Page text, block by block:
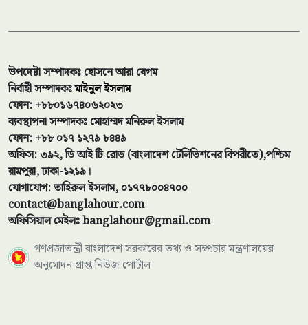
উপদেষ্টা সম্পাদকঃ হোসনে আরা বেগম
নির্বাহী সম্পাদকঃমাইনুল ইসলাম
ফোন: +৮৮০১৬৭৪০৬২০২৩
ব্যবস্থাপনা সম্পাদকঃ মোহাম্মদ মনিরুল ইসলাম
ফোন: +৮৮ ০১৭ ১২৭৯ ৮৪৪৯
অফিস: ৩৯২, ডি আই টি রোড (বাংলাদেশ টেলিভিশনের বিপরীতে),পশ্চিম
রামপুরা, ঢাকা-১২১৯।
যোগাযোগ: তাহিরুল ইসলাম, ০১৭৭৮০০৪৭০০
contact@banglahour.com
অফিসিয়াল মেইলঃ banglahour@gmail.com
গণপ্রজাতন্ত্রী বাংলাদেশ সরকারের তথ্য ও সম্প্রচার মন্ত্রণালয়ের
অনুমোদন প্রাপ্ত নিউজ পোর্টাল